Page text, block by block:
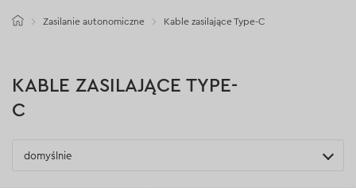
Zasilanie autonomiczne Kable zasilające Type-C
KABLE ZASILAJĄCE TYPE-
C
domyślnie